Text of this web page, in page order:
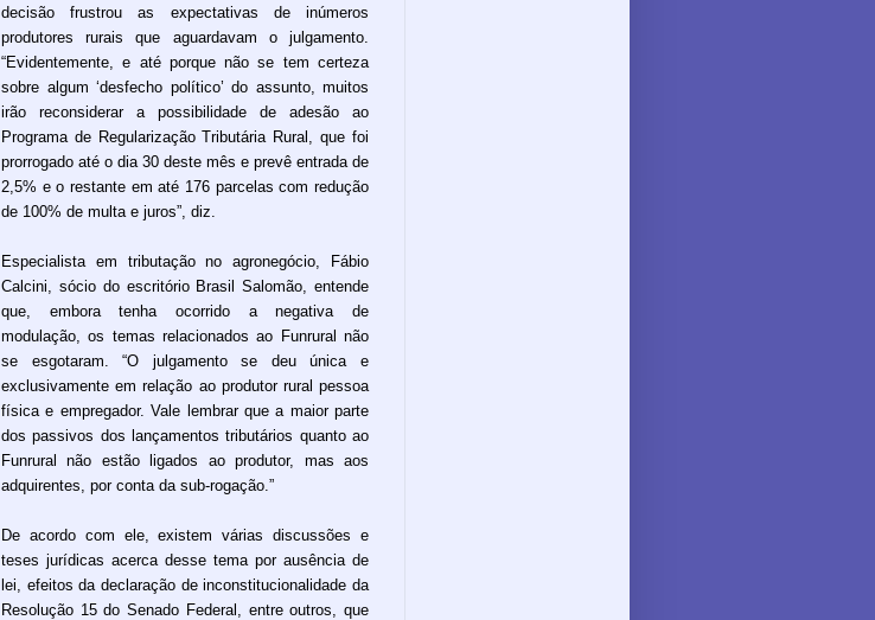
decisão frustrou as expectativas de inúmeros
produtores rurais que aguardavam o julgamento.
“Evidentemente, e até porque não se tem certeza
sobre algum ‘desfecho político’ do assunto, muitos
irão reconsiderar a possibilidade de adesão ao
Programa de Regularização Tributária Rural, que foi
prorrogado até o dia 30 deste mês e prevê entrada de
2,5% e o restante em até 176 parcelas com redução
de 100% de multa e juros”, diz.
Especialista em tributação no agronegócio, Fábio
Calcini, sócio do escritório Brasil Salomão, entende
que, embora tenha ocorrido a negativa de
modulação, os temas relacionados ao Funrural não
se esgotaram. “O julgamento se deu única e
exclusivamente em relação ao produtor rural pessoa
física e empregador. Vale lembrar que a maior parte
dos passivos dos lançamentos tributários quanto ao
Funrural não estão ligados ao produtor, mas aos
adquirentes, por conta da sub-rogação.”
De acordo com ele, existem várias discussões e
teses jurídicas acerca desse tema por ausência de
lei, efeitos da declaração de inconstitucionalidade da
Resolução 15 do Senado Federal, entre outros, que